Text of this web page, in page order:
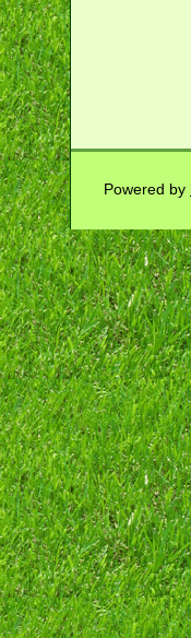
Powered by